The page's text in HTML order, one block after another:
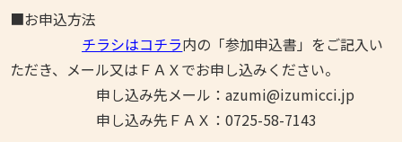
■お申込方法
チラシはコチラ内の「参加申込書」をご記入い
ただき、メール又はＦＡＸでお申し込みください。
申し込み先メール：azumi@izumicci.jp
申し込み先ＦＡＸ：0725-58-7143